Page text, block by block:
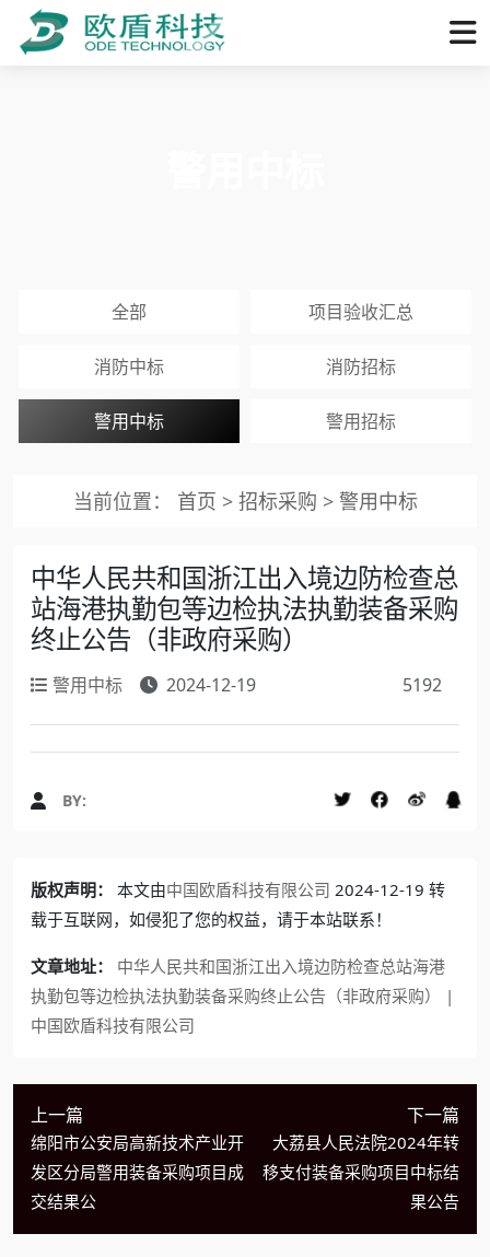
全部 项目验收汇总
消防中标 消防招标
警用中标 警用招标
当前位置： 首页 > 招标采购 > 警用中标
中华人民共和国浙江出入境边防检查总
站海港执勤包等边检执法执勤装备采购
终止公告（非政府采购）
警用中标 2024-12-19 5192
BY:
版权声明： 本文由中国欧盾科技有限公司 2024-12-19 转
载于互联网，如侵犯了您的权益，请于本站联系！
文章地址：
中华人民共和国浙江出入境边防检查总站海港
执勤包等边检执法执勤装备采购终止公告（非政府采购） |
中国欧盾科技有限公司
上一篇
绵阳市公安局高新技术产业开
发区分局警用装备采购项目成
交结果公
下一篇
大荔县人民法院2024年转
移支付装备采购项目中标结
果公告